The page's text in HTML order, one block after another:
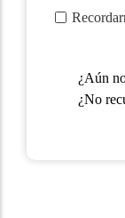
¿Aún
¿No